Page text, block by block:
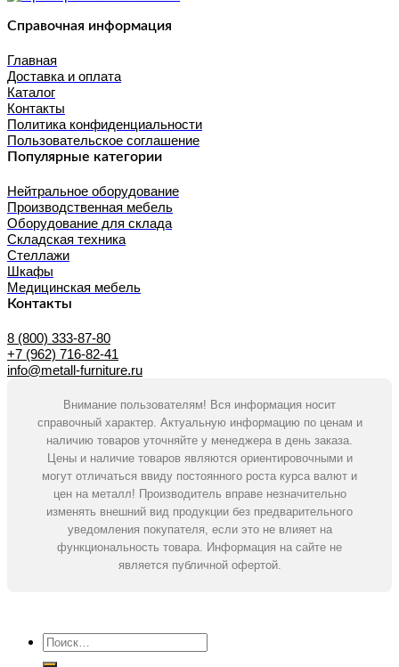
Справочная информация
Главная
Доставка и оплата
Каталог
Контакты
Политика конфиденциальности
Пользовательское соглашение
Популярные категории
Нейтральное оборудование
Производственная мебель
Оборудование для склада
Складская техника
Стеллажи
Шкафы
Медицинская мебель
Контакты
8 (800) 333-87-80
+7 (962) 716-82-41
info@metall-furniture.ru
Внимание пользователям! Вся информация носит
справочный характер. Актуальную информацию по ценам и
наличию товаров уточняйте у менеджера в день заказа.
Цены и наличие товаров являются ориентировочными и
могут отличаться ввиду постоянного роста курса валют и
цен на металл! Производитель вправе незначительно
изменять внешний вид продукции без предварительного
уведомления покупателя, если это не влияет на
функциональность товара. Информация на сайте не
является публичной офертой.
Искать: